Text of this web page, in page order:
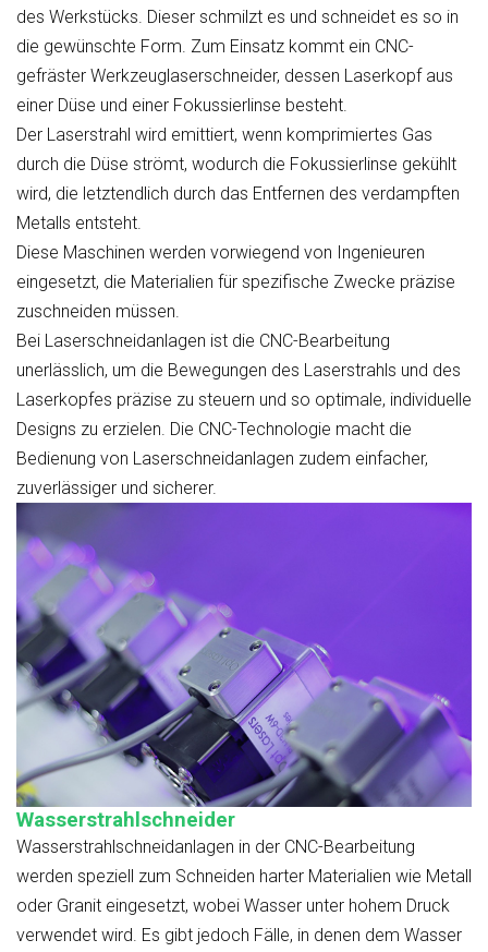
des Werkstücks. Dieser schmilzt es und schneidet es so in
die gewünschte Form. Zum Einsatz kommt ein CNC-
gefräster Werkzeuglaserschneider, dessen Laserkopf aus
einer Düse und einer Fokussierlinse besteht.
Der Laserstrahl wird emittiert, wenn komprimiertes Gas
durch die Düse strömt, wodurch die Fokussierlinse gekühlt
wird, die letztendlich durch das Entfernen des verdampften
Metalls entsteht.
Diese Maschinen werden vorwiegend von Ingenieuren
eingesetzt, die Materialien für spezifische Zwecke präzise
zuschneiden müssen.
Bei Laserschneidanlagen ist die CNC-Bearbeitung
unerlässlich, um die Bewegungen des Laserstrahls und des
Laserkopfes präzise zu steuern und so optimale, individuelle
Designs zu erzielen. Die CNC-Technologie macht die
Bedienung von Laserschneidanlagen zudem einfacher,
zuverlässiger und sicherer.
Wasserstrahlschneider
Wasserstrahlschneidanlagen in der CNC-Bearbeitung
werden speziell zum Schneiden harter Materialien wie Metall
oder Granit eingesetzt, wobei Wasser unter hohem Druck
verwendet wird. Es gibt jedoch Fälle, in denen dem Wasser